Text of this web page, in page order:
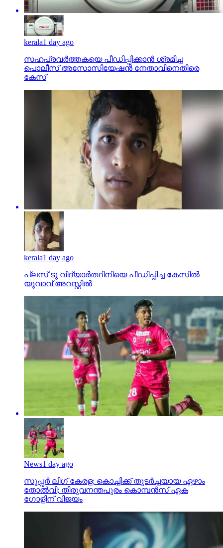
kerala1 day ago
സഹപ്രവര്‍ത്തകയെ പീഡിപ്പിക്കാന്‍ ശ്രമിച്ച
പൊലീസ് അസോസിയേഷന്‍ നേതാവിനെതിരെ
കേസ്
kerala1 day ago
പ്ലസ് ടു വിദ്യാര്‍ത്ഥിനിയെ പീഡിപ്പിച്ച കേസില്‍
യുവാവ് അറസ്റ്റില്‍
News1 day ago
സൂപ്പര്‍ ലീഗ് കേരള: കൊച്ചിക്ക് തുടര്‍ച്ചയായ ഏഴാം
തോല്‍വി; തിരുവനന്തപുരം കൊമ്പന്‍സ് ഏക
ഗോളിന് വിജയം